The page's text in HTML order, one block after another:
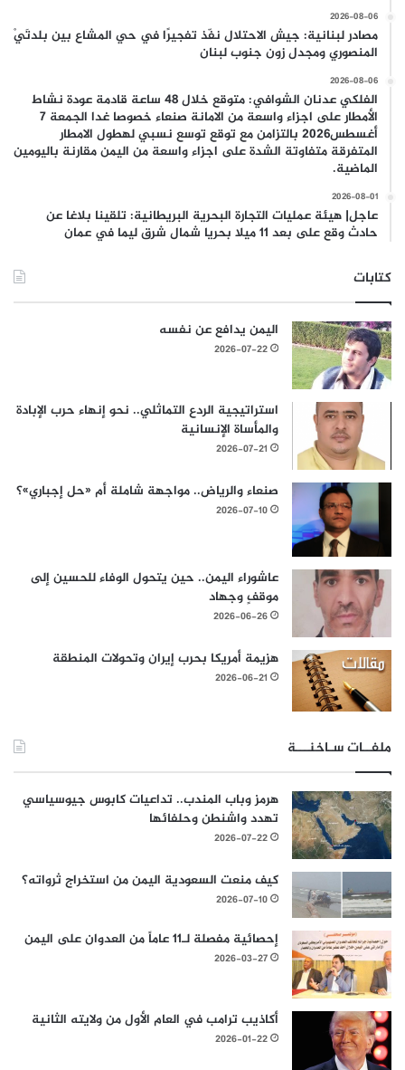
2026-08-06
مصادر لبنانية: جيش الاحتلال نفّذ تفجيرًا في حي المشاع بين بلدتَيْ
المنصوري ومجدل زون جنوب لبنان
2026-08-06
الفلكي عدنان الشوافي: متوقع خلال 48 ساعة قادمة عودة نشاط
الأمطار على اجزاء واسعة من الامانة صنعاء خصوصا غدا الجمعة 7
أغسطس2026 بالتزامن مع توقع توسع نسبي لهطول الامطار
المتفرقة متفاوتة الشدة على اجزاء واسعة من اليمن مقارنة باليومين
الماضية.
2026-08-01
عاجل| هيئة عمليات التجارة البحرية البريطانية: تلقينا بلاغا عن
حادث وقع على بعد 11 ميلا بحريا شمال شرق ليما في عمان
كتابات
اليمن يدافع عن نفسه
2026-07-22
استراتيجية الردع التماثلي.. نحو إنهاء حرب الإبادة
والمأساة الإنسانية
2026-07-21
صنعاء والرياض.. مواجهة شاملة أم «حل إجباري»؟
2026-07-10
عاشوراء اليمن.. حين يتحول الوفاء للحسين إلى
موقفٍ وجهاد
2026-06-26
هزيمة أمريكا بحرب إيران وتحولات المنطقة
2026-06-21
ملفــات سـاخنـــة
هرمز وباب المندب.. تداعيات كابوس جيوسياسي
تهدد واشنطن وحلفائها
2026-07-22
كيف منعت السعودية اليمن من استخراج ثرواته؟
2026-07-10
إحصائية مفصلة لـ11 عاماً من العدوان على اليمن
2026-03-27
أكاذيب ترامب في العام الأول من ولايته الثانية
2026-01-22